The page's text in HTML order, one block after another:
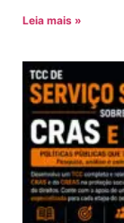
Leia mais »